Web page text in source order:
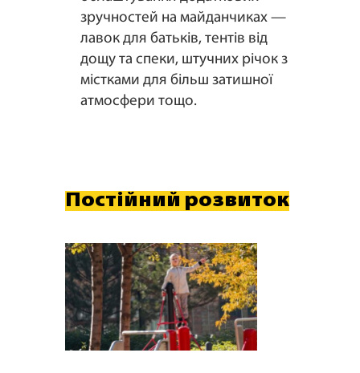
зручностей на майданчиках —
лавок для батьків, тентів від
дощу та спеки, штучних річок з
містками для більш затишної
атмосфери тощо.
Постійний розвиток